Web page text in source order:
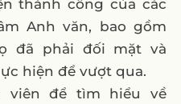
thành công của các
Anh văn, bao gồm
đã phải đối mặt và
hiện để vượt qua.
viên để tìm hiểu về